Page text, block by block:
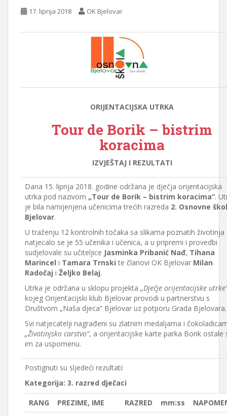
17. lipnja 2018 OK Bjelovar
ORIJENTACIJSKA UTRKA
Tour de Borik – bistrim
koracima
IZVJEŠTAJ I REZULTATI
Dana 15. lipnja 2018. godine održana je dječja orijentacijska
utrka pod nazivom „Tour de Borik – bistrim koracima“.
je bila namijenjena učenicima trećih razreda 2. Osnovne
Bjelovar.
U traženju 12 kontrolnih točaka sa slikama poznatih životinja
natjecalo se je 55 učenika i učenica, a u pripremi i provedbi
sudjelovale su učiteljice Jasminka Pribanić Nađ, Tihana
Marincel i Tamara Trnski te članovi OK Bjelovar Milan
Radočaj i Željko Belaj.
Utrka je održana u sklopu projekta „Dječje orijentacijske
kojeg Orijentacijski klub Bjelovar provodi u partnerstvu s
Društvom „Naša djeca“ Bjelovar uz potporu Grada Bjelovara.
Svi natjecatelji nagrađeni su zlatnim medaljama i
„Životinjsko carstvo“, a orijentacijske karte parka Borik ostale
im za uspomenu.
Postignuti su sljedeći rezultati:
Kategorija: 3. razred dječaci
RANG PREZIME, IME RAZRED mm:ss